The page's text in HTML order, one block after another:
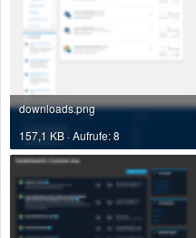
downloads.png
157,1 KB · Aufrufe: 8